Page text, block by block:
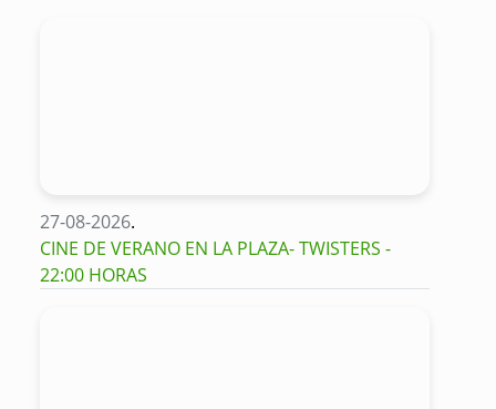
27-08-2026.
CINE DE VERANO EN LA PLAZA- TWISTERS -
22:00 HORAS